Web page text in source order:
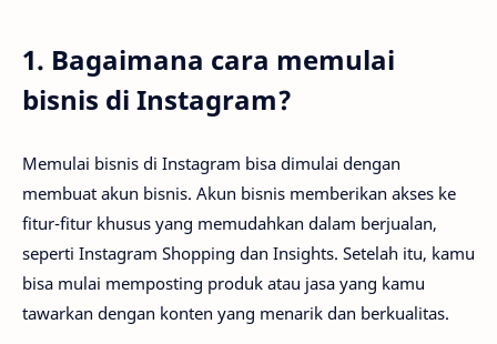
1. Bagaimana cara memulai
bisnis di Instagram?
Memulai bisnis di Instagram bisa dimulai dengan
membuat akun bisnis. Akun bisnis memberikan akses ke
fitur-fitur khusus yang memudahkan dalam berjualan,
seperti Instagram Shopping dan Insights. Setelah itu, kamu
bisa mulai memposting produk atau jasa yang kamu
tawarkan dengan konten yang menarik dan berkualitas.